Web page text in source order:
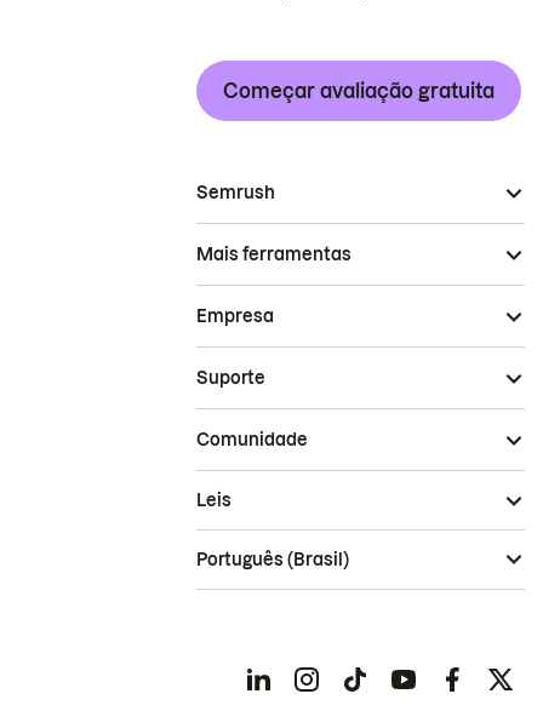
Começar avaliação gratuita
Semrush
Mais ferramentas
Empresa
Suporte
Comunidade
Leis
Português (Brasil)